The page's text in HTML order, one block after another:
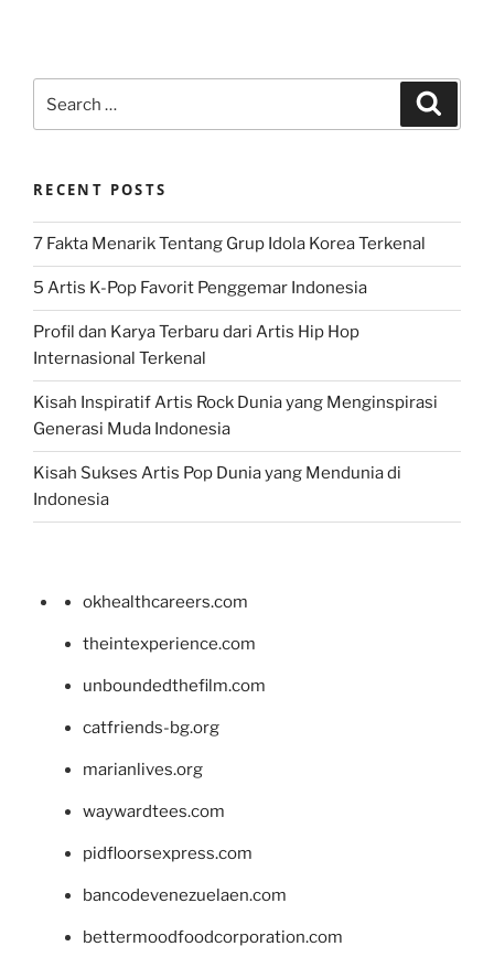
for:
RECENT POSTS
7 Fakta Menarik Tentang Grup Idola Korea Terkenal
5 Artis K-Pop Favorit Penggemar Indonesia
Profil dan Karya Terbaru dari Artis Hip Hop
Internasional Terkenal
Kisah Inspiratif Artis Rock Dunia yang Menginspirasi
Generasi Muda Indonesia
Kisah Sukses Artis Pop Dunia yang Mendunia di
Indonesia
okhealthcareers.com
theintexperience.com
unboundedthefilm.com
catfriends-bg.org
marianlives.org
waywardtees.com
pidfloorsexpress.com
bancodevenezuelaen.com
bettermoodfoodcorporation.com